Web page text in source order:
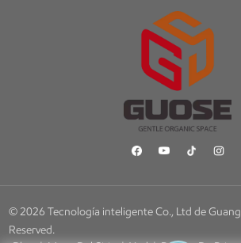
© 2026 Tecnología inteligente Co., Ltd de
Reserved.